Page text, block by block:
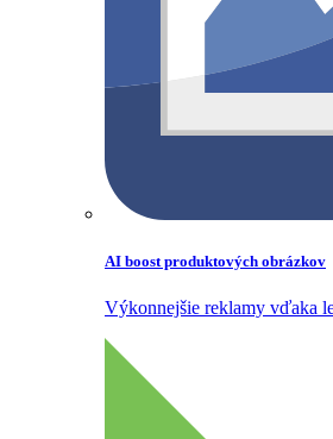
AI boost produktových obrázkov
Výkonnejšie reklamy vďaka